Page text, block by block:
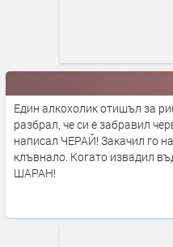
Един алкохолик отишъл за
разбрал, че си е забравил
написал ЧЕРАЙ! Закачил го
клъвнало. Когато извадил
ШАРАН!